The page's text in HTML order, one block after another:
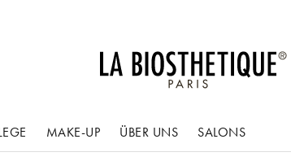
MAKE-UP ÜBER UNS SALONS